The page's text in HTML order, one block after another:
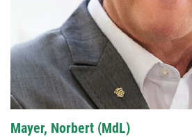
Mayer, Norbert (MdL)